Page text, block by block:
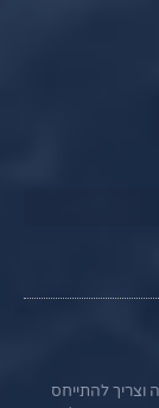
להתייחס